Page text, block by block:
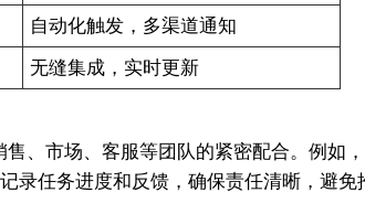
自动化触发，多渠道通知
无缝集成，实时更新
、市场、客服等团队的紧密配合。例如
录任务进度和反馈，确保责任清晰，避免